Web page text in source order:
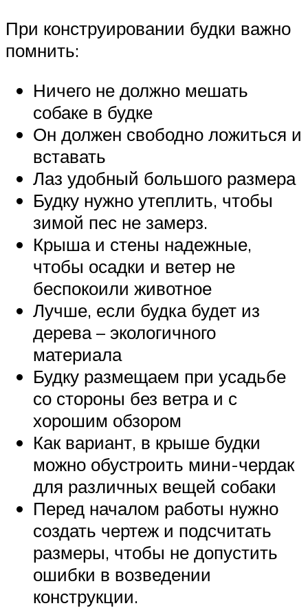
При конструировании будки важно
помнить:
Ничего не должно мешать
собаке в будке
Он должен свободно ложиться и
вставать
Лаз удобный большого размера
Будку нужно утеплить, чтобы
зимой пес не замерз.
Крыша и стены надежные,
чтобы осадки и ветер не
беспокоили животное
Лучше, если будка будет из
дерева – экологичного
материала
Будку размещаем при усадьбе
со стороны без ветра и с
хорошим обзором
Как вариант, в крыше будки
можно обустроить мини-чердак
для различных вещей собаки
Перед началом работы нужно
создать чертеж и подсчитать
размеры, чтобы не допустить
ошибки в возведении
конструкции.